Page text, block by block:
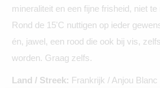
mineraliteit en een fijne frisheid, niet
Rond de 15'C nuttigen op ieder
én, jawel, een rood die ook bij vis,
worden. Graag zelfs.
Land / Streek: Frankrijk / Anjou Blanc